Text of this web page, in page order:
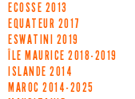
ECOSSE 2013
EQUATEUR 2017
ESWATINI 2019
ÎLE MAURICE 2018-2019
ISLANDE 2014
MAROC 2014-2025